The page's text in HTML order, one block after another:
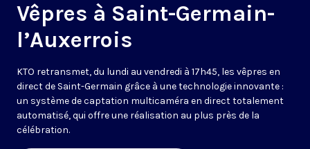
Vêpres à Saint-Germain-
l’Auxerrois
KTO retransmet, du lundi au vendredi à 17h45, les vêpres en
direct de Saint-Germain grâce à une technologie innovante :
un système de captation multicaméra en direct totalement
automatisé, qui offre une réalisation au plus près de la
célébration.